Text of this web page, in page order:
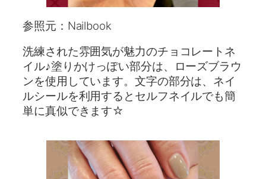
参照元：Nailbook
洗練された雰囲気が魅力のチョコレートネ
イル♪塗りかけっぽい部分は、ローズブラウ
ンを使用しています。文字の部分は、ネイ
ルシールを利用するとセルフネイルでも簡
単に真似できます☆